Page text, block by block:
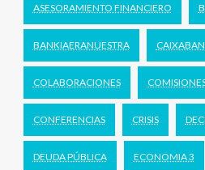
ASESORAMIENTO FINANCIERO
BANKIAERANUESTRA
COLABORACIONES
CONFERENCIAS CRISIS
DEUDA PÚBLICA ECONOMIA 3